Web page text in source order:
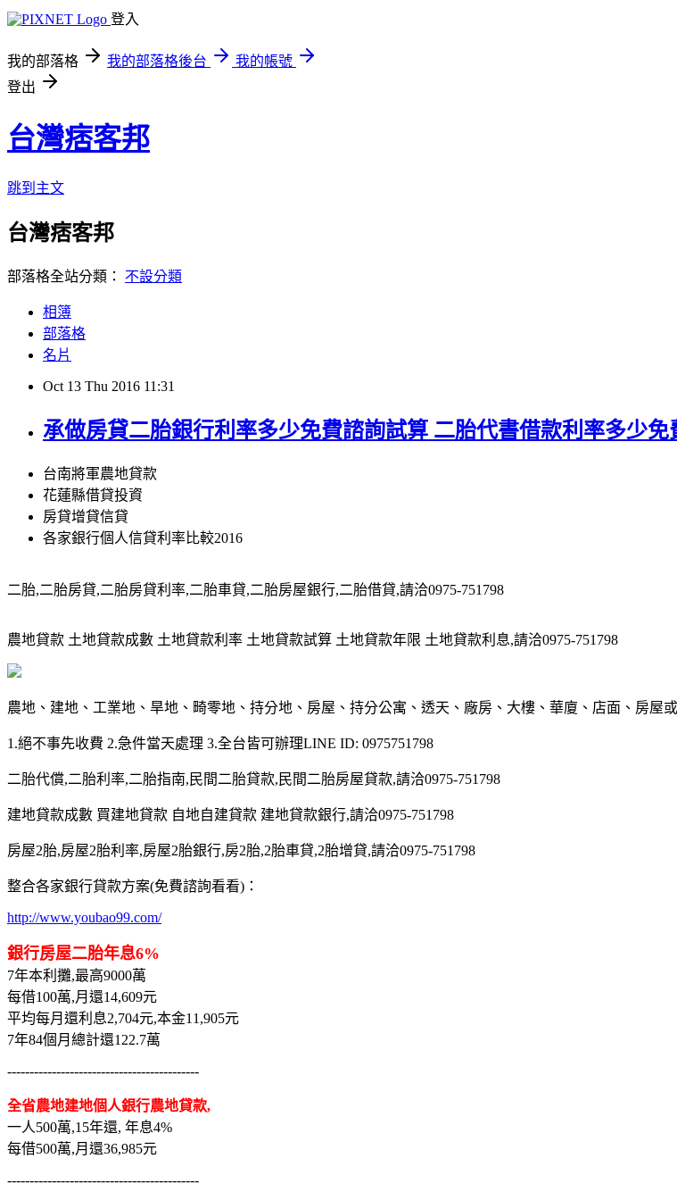
登入
我的部落格 我的部落格後台
我的帳號
登出
台灣痞客邦
跳到主文
台灣痞客邦
部落格全站分類： 不設分類
相簿
部落格
名片
Oct 13 Thu 2016 11:31
承做房貸二胎銀行利率多少免費諮詢試算 二胎代書借款利率多少
台南將軍農地貸款
花蓮縣借貸投資
房貸增貸信貸
各家銀行個人信貸利率比較2016
二胎,二胎房貸,二胎房貸利率,二胎車貸,二胎房屋銀行,二胎借貸,請洽0975-751798
農地貸款 土地貸款成數 土地貸款利率 土地貸款試算 土地貸款年限 土地貸款利息,請洽0975-751798
農地、建地、工業地、旱地、畸零地、持分地、房屋、持分公寓、透天、廠房、大樓、華廈、店面、房屋
1.絕不事先收費 2.急件當天處理 3.全台皆可辦理LINE ID: 0975751798
二胎代償,二胎利率,二胎指南,民間二胎貸款,民間二胎房屋貸款,請洽0975-751798
建地貸款成數 買建地貸款 自地自建貸款 建地貸款銀行,請洽0975-751798
房屋2胎,房屋2胎利率,房屋2胎銀行,房2胎,2胎車貸,2胎增貸,請洽0975-751798
整合各家銀行貸款方案(免費諮詢看看)：
http://www.youbao99.com/
銀行房屋二胎年息6%
7年本利攤,最高9000萬
每借100萬,月還14,609元
平均每月還利息2,704元,本金11,905元
7年84個月總計還122.7萬
-------------------------------------------
全省農地建地個人銀行農地貸款,
一人500萬,15年還, 年息4%
每借500萬,月還36,985元
-------------------------------------------